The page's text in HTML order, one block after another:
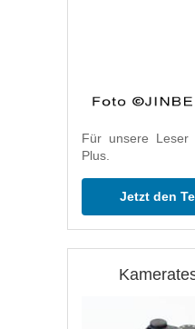
Für unsere Leser
Plus.
Jetzt den